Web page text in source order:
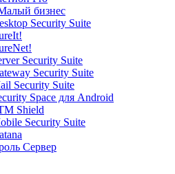
бизнес
Security Suite
Security Suite
Security Suite
Security Suite
Space для Android
Shield
Security Suite
Сервер